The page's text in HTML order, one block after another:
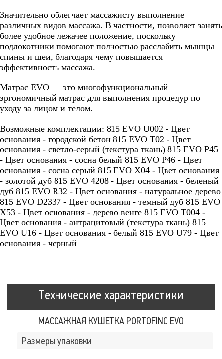
Значительно облегчает массажисту выполнение
различных видов массажа. В частности, позволяет занять
более удобное лежачее положение, поскольку
подлокотники помогают полностью расслабить мышцы
спины и шеи, благодаря чему повышается
эффективность массажа.
Матрас EVO — это многофункциональный
эргономичный матрас для выполнения процедур по
уходу за лицом и телом.
Возможные комплектации: 815 EVO U002 - Цвет
основания - городской бетон 815 EVO T02 - Цвет
основания - светло-серый (текстура ткань) 815 EVO P45
- Цвет основания - сосна белый 815 EVO P46 - Цвет
основания - сосна серый 815 EVO X04 - Цвет основания
- золотой дуб 815 EVO 4208 - Цвет основания - беленый
дуб 815 EVO R32 - Цвет основания - натуральное дерево
815 EVO D2337 - Цвет основания - темный дуб 815 EVO
X53 - Цвет основания - дерево венге 815 EVO T004 -
Цвет основания - антрацитовый (текстура ткань) 815
EVO U16 - Цвет основания - белый 815 EVO U79 - Цвет
основания - черный
Технические характеристики
МАССАЖНАЯ КУШЕТКА PORTOFINO EVO
Размеры упаковки